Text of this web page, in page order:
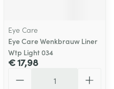
Eye Care
Eye Care Wenkbrauw Liner
Wtp Light 034
€ 17,98